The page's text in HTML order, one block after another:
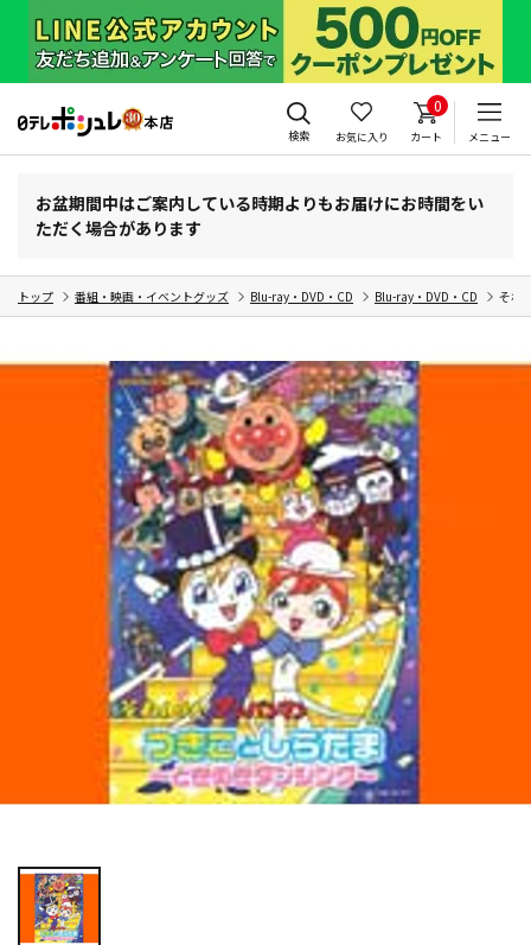
検索 お気に入り
0
カート メニュー
お盆期間中はご案内している時期よりもお届けにお時間をい
ただく場合があります
トップ 番組・映画・イベントグッズ Blu-ray・DVD・CD Blu-ray・DVD・CD それ